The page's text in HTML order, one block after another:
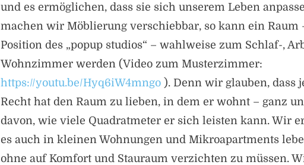
und es ermöglichen, dass sie sich unserem Leben
machen wir Möblierung verschiebbar, so kann ein Raum
Position des „popup studios“ – wahlweise zum Schlaf-,
Wohnzimmer werden (Video zum Musterzimmer:
https://youtu.be/Hyq6iW4mngo ). Denn wir glauben, dass
Recht hat den Raum zu lieben, in dem er wohnt – ganz
davon, wie viele Quadratmeter er sich leisten kann. Wir
es auch in kleinen Wohnungen und Mikroapartments
ohne auf Komfort und Stauraum verzichten zu müssen.